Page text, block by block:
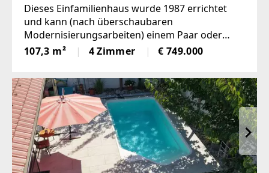
Dieses Einfamilienhaus wurde 1987 errichtet
und kann (nach überschaubaren
Modernisierungsarbeiten) einem Paar oder
einer Familie zu einem wunderbaren neuen
Zuhause werden. Auf 107 m² Wohnfläche
verwirklichen. Das
107,3 m² 4 Zimmer € 749.000